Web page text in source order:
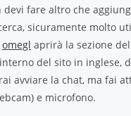
fare altro che
sicuramente molto
omegl aprirà la sezione
del sito in inglese,
avviare la chat, ma fai
e microfono.